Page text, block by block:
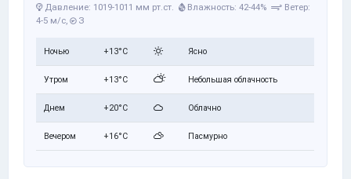
Давление: 1019-1011 мм рт.ст. Влажность: 42-44%
Ветер:
4-5 м/с, З
Ночью +13°C Ясно
Утром +13°C Небольшая облачность
Днем +20°C Облачно
Вечером +16°C Пасмурно